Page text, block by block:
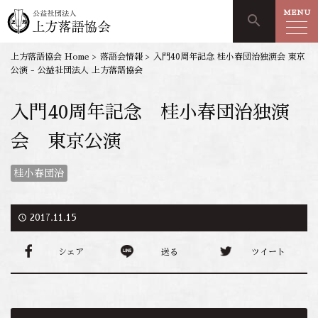
search MENU
上方落語協会 Home > 落語会情報 > 入門40周年記念 桂小春団治独演会 東京
公演 - 公益社団法人 上方落語協会
入門40周年記念 桂小春団治独演
会 東京公演
桂小春団治
access_time 2017.11.15
シェア 送る ツイート